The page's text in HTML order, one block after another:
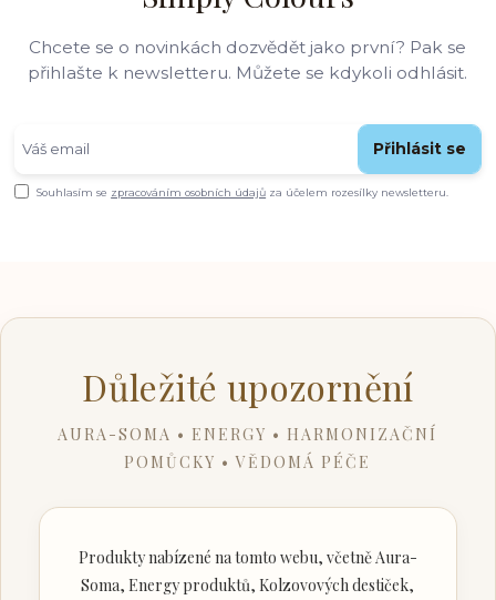
Chcete se o novinkách dozvědět jako první? Pak se
přihlašte k newsletteru. Můžete se kdykoli odhlásit.
Přihlásit se
Souhlasím se zpracováním osobních údajů za účelem rozesílky newsletteru.
Důležité upozornění
AURA-SOMA • ENERGY • HARMONIZAČNÍ
POMŮCKY • VĚDOMÁ PÉČE
Produkty nabízené na tomto webu, včetně Aura-
Soma, Energy produktů, Kolzovových destiček,